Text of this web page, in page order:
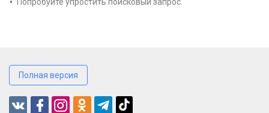
Попробуйте упростить поисковый запрос.
Полная версия